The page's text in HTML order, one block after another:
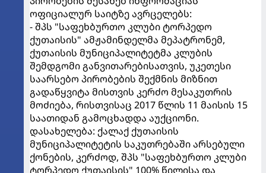
ოფიციალურ საიტზე ავრცელებს:
- შპს "საფეხბურთო კლუბი ტორპედო
ქუთაისის" ამჟამინდელმა მეპატრონემ,
ქუთაისის მუნიციპალიტეტმა კლუბის
შემდგომი განვითარებისათვის, უკეთესი
საარსებო პირობების შექმნის მიზნით
გადაწყვიტა მისთვის კერძო მესაკუთრის
მოძიება, რისთვისაც 2017 წლის 11 მაისის 15
საათიდან გამოცხადდა აუქციონი.
დასახელება: ქალაქ ქუთაისის
მუნიციპალიტეტის საკუთრებაში არსებული
ქონების, კერძოდ, შპს "საფეხბურთო კლუბი
ტორპედო ქუთაისის" 100% წილისა და